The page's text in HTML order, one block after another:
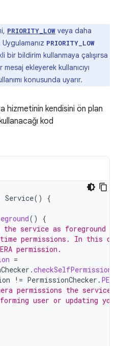
PRIORITY_LOW veya daha
PRIORITY_LOW
bildirim kullanmaya çalışırsa
ekleyerek kullanıcıyı
konusunda uyarır.
hizmetinin kendisini ön plan
kod
Service() {
()
{
service as foreground
permissions. In this
permission.
=
.checkSelfPermission
!= PermissionChecker .
permissions the service
user or updating